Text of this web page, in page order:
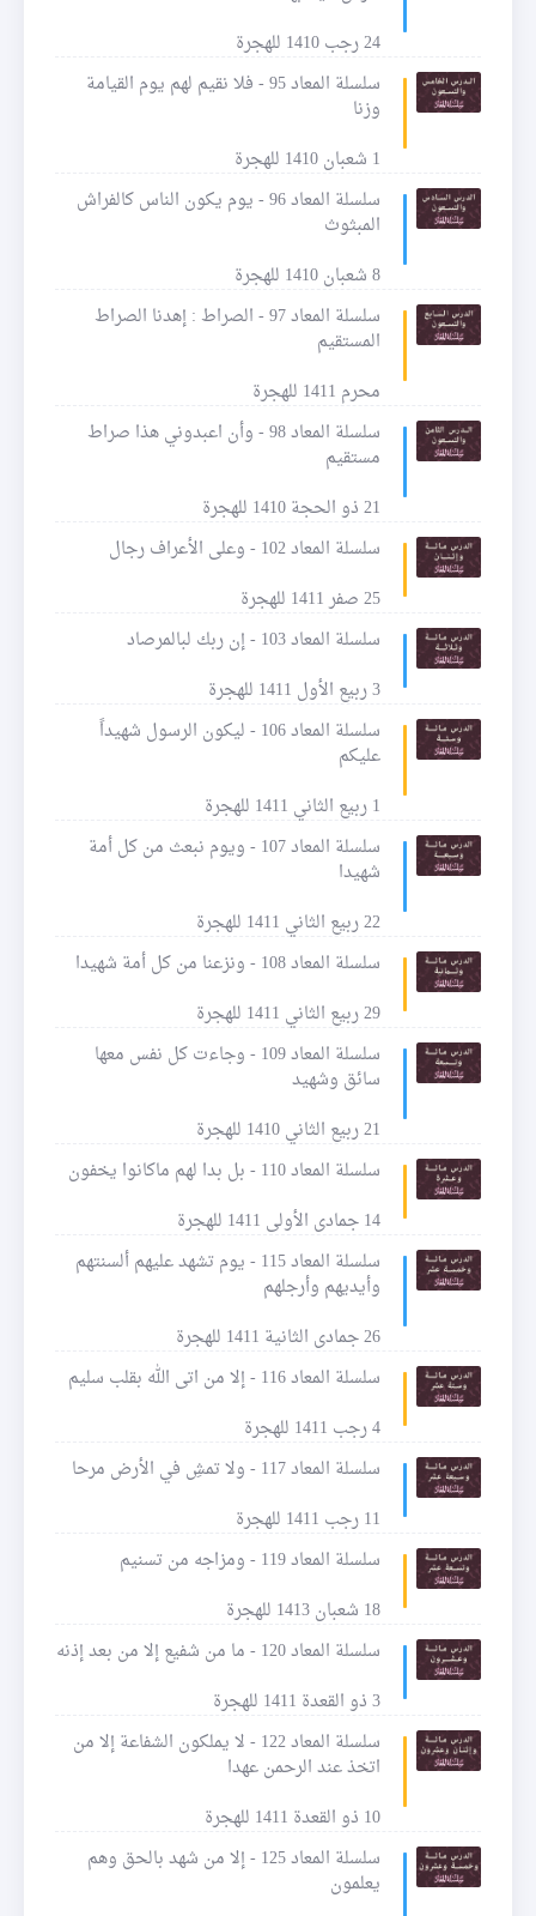
24 رجب 1410 للهجرة
سلسلة المعاد 95 - فلا نقيم لهم يوم القيامة
وزنا
1 شعبان 1410 للهجرة
سلسلة المعاد 96 - يوم يكون الناس كالفراش
المبثوث
8 شعبان 1410 للهجرة
سلسلة المعاد 97 - الصراط : إهدنا الصراط
المستقيم
محرم 1411 للهجرة
سلسلة المعاد 98 - وأن اعبدوني هذا صراط
مستقيم
21 ذو الحجة 1410 للهجرة
سلسلة المعاد 102 - وعلى الأعراف رجال
25 صفر 1411 للهجرة
سلسلة المعاد 103 - إن ربك لبالمرصاد
3 ربيع الأول 1411 للهجرة
سلسلة المعاد 106 - ليكون الرسول شهيداً
عليكم
1 ربيع الثاني 1411 للهجرة
سلسلة المعاد 107 - ويوم نبعث من كل أمة
شهيدا
22 ربيع الثاني 1411 للهجرة
سلسلة المعاد 108 - ونزعنا من كل أمة شهيدا
29 ربيع الثاني 1411 للهجرة
سلسلة المعاد 109 - وجاءت كل نفس معها
سائق وشهيد
21 ربيع الثاني 1410 للهجرة
سلسلة المعاد 110 - بل بدا لهم ماكانوا يخفون
14 جمادى الأولى 1411 للهجرة
سلسلة المعاد 115 - يوم تشهد عليهم ألسنتهم
وأيديهم وأرجلهم
26 جمادى الثانية 1411 للهجرة
سلسلة المعاد 116 - إلا من اتى الله بقلب سليم
4 رجب 1411 للهجرة
سلسلة المعاد 117 - ولا تمشِ في الأرض مرحا
11 رجب 1411 للهجرة
سلسلة المعاد 119 - ومزاجه من تسنيم
18 شعبان 1413 للهجرة
سلسلة المعاد 120 - ما من شفيع إلا من بعد إذنه
3 ذو القعدة 1411 للهجرة
سلسلة المعاد 122 - لا يملكون الشفاعة إلا من
اتخذ عند الرحمن عهدا
10 ذو القعدة 1411 للهجرة
سلسلة المعاد 125 - إلا من شهد بالحق وهم
يعلمون